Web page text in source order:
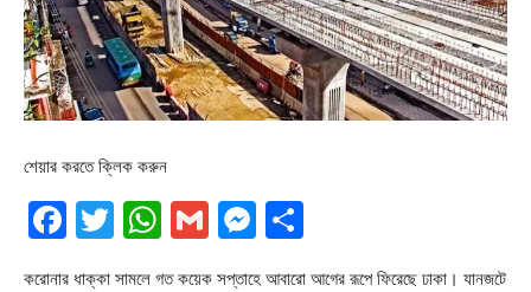
শেয়ার করতে ক্লিক করুন
Facebook
Twitter
WhatsApp
GmailMessenger
করোনার ধাক্কা সামলে গত কয়েক সপ্তাহে আবারো আগের রূপে ফিরেছে ঢাকা। যানজটে